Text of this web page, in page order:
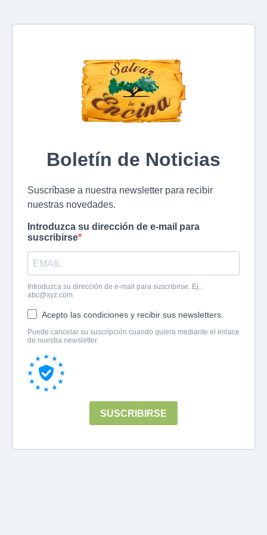
Boletín de Noticias
Suscríbase a nuestra newsletter para recibir
nuestras novedades.
Introduzca su dirección de e-mail para
suscribirse
Introduzca su dirección de e-mail para suscribirse. Ej.:
abc@xyz.com
Acepto las condiciones y recibir sus newsletters.
Puede cancelar su suscripción cuando quiera mediante el enlace
de nuestra newsletter.
SUSCRIBIRSE